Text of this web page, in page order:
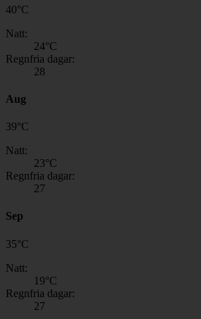
40°C
Natt:
24°C
Regnfria dagar:
28
Aug
39°C
Natt:
23°C
Regnfria dagar:
27
Sep
35°C
Natt:
19°C
Regnfria dagar:
27